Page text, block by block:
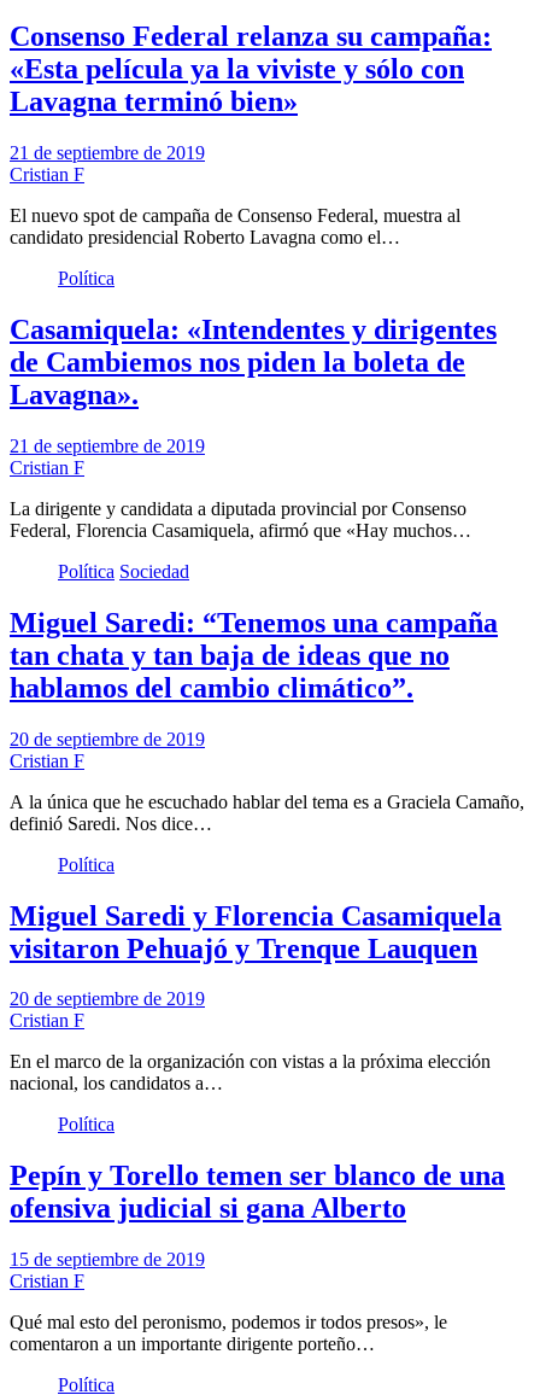
Consenso Federal relanza su campaña:
«Esta película ya la viviste y sólo con
Lavagna terminó bien»
21 de septiembre de 2019
Cristian F
El nuevo spot de campaña de Consenso Federal, muestra al
candidato presidencial Roberto Lavagna como el…
Política
Casamiquela: «Intendentes y dirigentes
de Cambiemos nos piden la boleta de
Lavagna».
21 de septiembre de 2019
Cristian F
La dirigente y candidata a diputada provincial por Consenso
Federal, Florencia Casamiquela, afirmó que «Hay muchos…
Política Sociedad
Miguel Saredi: “Tenemos una campaña
tan chata y tan baja de ideas que no
hablamos del cambio climático”.
20 de septiembre de 2019
Cristian F
A la única que he escuchado hablar del tema es a Graciela Camaño,
definió Saredi. Nos dice…
Política
Miguel Saredi y Florencia Casamiquela
visitaron Pehuajó y Trenque Lauquen
20 de septiembre de 2019
Cristian F
En el marco de la organización con vistas a la próxima elección
nacional, los candidatos a…
Política
Pepín y Torello temen ser blanco de una
ofensiva judicial si gana Alberto
15 de septiembre de 2019
Cristian F
Qué mal esto del peronismo, podemos ir todos presos», le
comentaron a un importante dirigente porteño…
Política